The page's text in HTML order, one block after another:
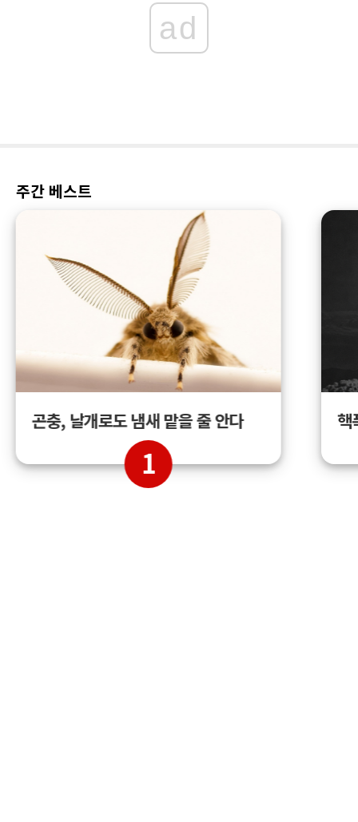
ad
주간 베스트
곤충, 날개로도 냄새 맡을 줄 안다
1
핵